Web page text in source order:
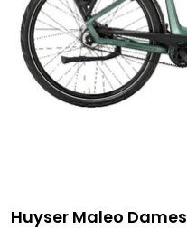
Huyser Maleo Dames